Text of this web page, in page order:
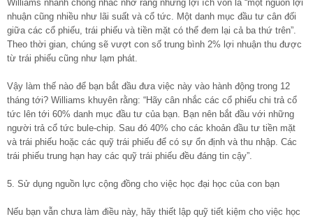
Williams nhanh chóng nhắc nhở rằng những lợi ích vốn là “một nguồn lợi
nhuận cũng nhiều như lãi suất và cổ tức. Một danh mục đầu tư cân đối
giữa các cổ phiếu, trái phiếu và tiền mặt có thể đem lại cả ba thứ trên”.
Theo thời gian, chúng sẽ vượt con số trung bình 2% lợi nhuận thu được
từ trái phiếu cũng như lạm phát.
Vậy làm thế nào để bạn bắt đầu đưa việc này vào hành động trong 12
tháng tới? Williams khuyên rằng: “Hãy cân nhắc các cổ phiếu chi trả cổ
tức lên tới 60% danh mục đầu tư của bạn. Bạn nên bắt đầu với những
người trả cổ tức bule-chip. Sau đó 40% cho các khoản đầu tư tiền mặt
và trái phiếu hoặc các quỹ trái phiếu để có sự ổn định và thu nhập. Các
trái phiếu trung hạn hay các quỹ trái phiếu đều đáng tin cậy”.
5. Sử dụng nguồn lực cộng đồng cho việc học đại học của con bạn
Nếu bạn vẫn chưa làm điều này, hãy thiết lập quỹ tiết kiệm cho việc học